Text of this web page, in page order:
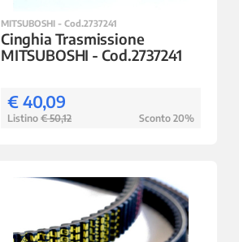
MITSUBOSHI - Cod.2737241
Cinghia Trasmissione
MITSUBOSHI - Cod.2737241
€ 40,09
Listino € 50,12 Sconto 20%